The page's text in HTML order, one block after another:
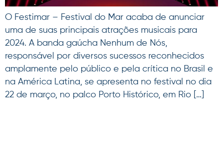
O Festimar – Festival do Mar acaba de anunciar
uma de suas principais atrações musicais para
2024. A banda gaúcha Nenhum de Nós,
responsável por diversos sucessos reconhecidos
amplamente pelo público e pela crítica no Brasil e
na América Latina, se apresenta no festival no dia
22 de março, no palco Porto Histórico, em Rio […]